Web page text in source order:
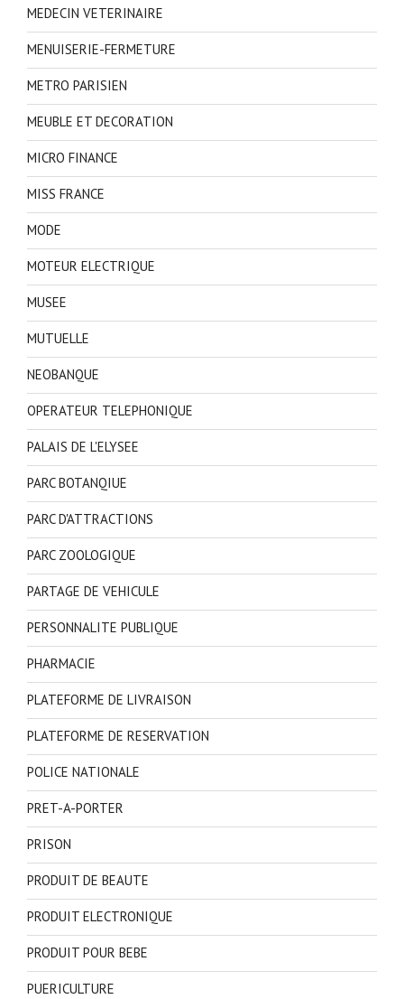
MEDECIN VETERINAIRE
MENUISERIE-FERMETURE
METRO PARISIEN
MEUBLE ET DECORATION
MICRO FINANCE
MISS FRANCE
MODE
MOTEUR ELECTRIQUE
MUSEE
MUTUELLE
NEOBANQUE
OPERATEUR TELEPHONIQUE
PALAIS DE L'ELYSEE
PARC BOTANQIUE
PARC D'ATTRACTIONS
PARC ZOOLOGIQUE
PARTAGE DE VEHICULE
PERSONNALITE PUBLIQUE
PHARMACIE
PLATEFORME DE LIVRAISON
PLATEFORME DE RESERVATION
POLICE NATIONALE
PRET-A-PORTER
PRISON
PRODUIT DE BEAUTE
PRODUIT ELECTRONIQUE
PRODUIT POUR BEBE
PUERICULTURE